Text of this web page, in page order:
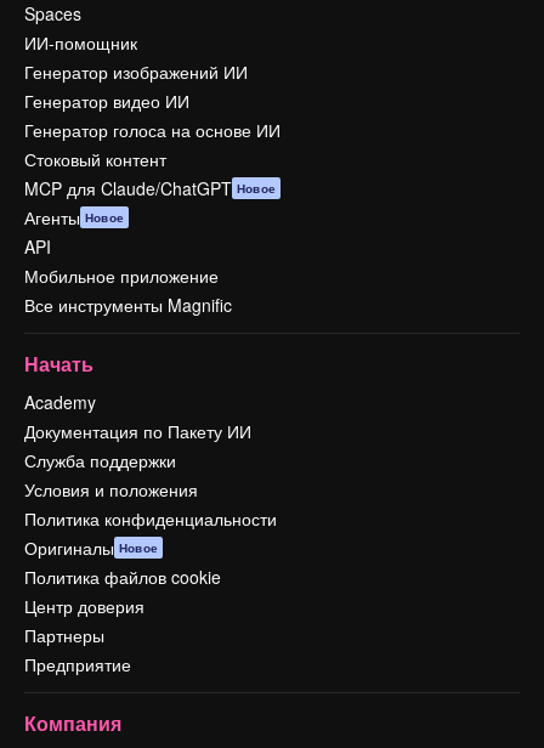
Spaces
ИИ-помощник
Генератор изображений ИИ
Генератор видео ИИ
Генератор голоса на основе ИИ
Стоковый контент
MCP для Claude/ChatGPT Новое
Агенты Новое
API
Мобильное приложение
Все инструменты Magnific
Начать
Academy
Документация по Пакету ИИ
Служба поддержки
Условия и положения
Политика конфиденциальности
Оригиналы Новое
Политика файлов cookie
Центр доверия
Партнеры
Предприятие
Компания